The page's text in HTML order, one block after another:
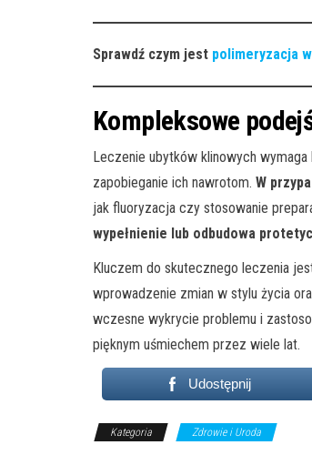
Sprawdź czym jest polimeryzacja
Kompleksowe
Leczenie ubytków klinowych
zapobieganie ich nawrotom. W
jak fluoryzacja czy stosowanie
wypełnienie lub odbudowa
Kluczem do skutecznego leczenia
wprowadzenie zmian w stylu życia
wczesne wykrycie problemu i
pięknym uśmiechem przez wiele lat.
Udostępnij
Kategoria Zdrowie i Uroda